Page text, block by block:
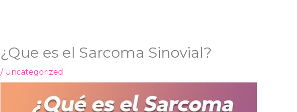
¿Que es el Sarcoma Sinovial?
/ Uncategorized